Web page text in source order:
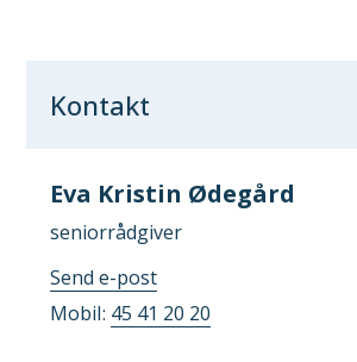
Kontakt
Eva Kristin Ødegård
seniorrådgiver
Send e-posttil
Eva
Kristin
Mobil 45 41 20 20